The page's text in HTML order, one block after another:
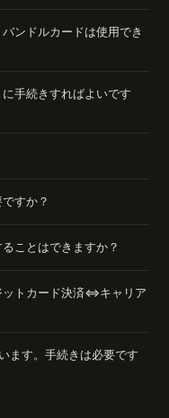
ンドルカードは使用でき
手続きすればよいです
すか？
ことはできますか？
ットカード決済⇔キャリア
ます。手続きは必要です